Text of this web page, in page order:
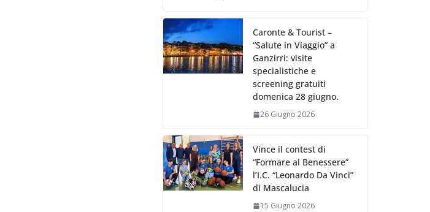
Caronte & Tourist –
“Salute in Viaggio” a
Ganzirri: visite
specialistiche e
screening gratuiti
domenica 28 giugno.
26 Giugno 2026
Vince il contest di
“Formare al Benessere”
l’I.C. “Leonardo Da Vinci”
di Mascalucia
15 Giugno 2026